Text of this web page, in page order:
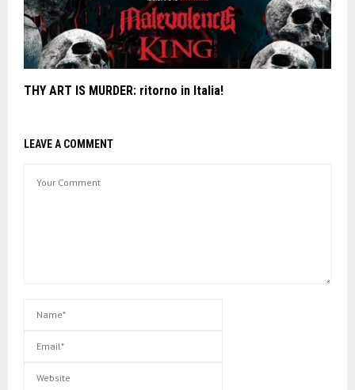
THY ART IS MURDER: ritorno in Italia!
LEAVE A COMMENT